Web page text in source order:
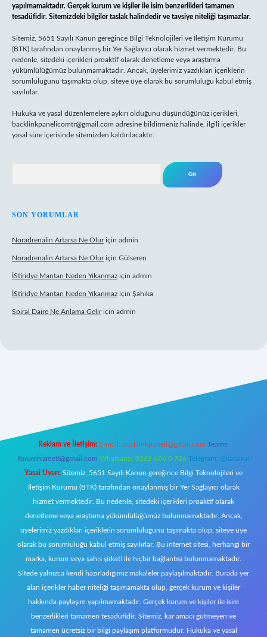
yapılmamaktadır. Gerçek kurum ve kişiler ile isim benzerlikleri tamamen
tesadüfidir. Sitemizdeki bilgiler taslak halindedir ve tavsiye niteliği taşımazlar.
Sitemiz, 5651 Sayılı Kanun gereğince Bilgi Teknolojileri ve İletişim Kurumu
(BTK) tarafından onaylanmış bir Yer Sağlayıcı olarak hizmet vermektedir. Bu
nedenle, sitedeki içerikleri proaktif olarak denetleme veya araştırma
yükümlülüğümüz bulunmamaktadır. Ancak, üyelerimiz yazdıkları içeriklerin
sorumluluğunu taşımakta olup, siteye üye olarak bu sorumluluğu kabul etmiş
sayılırlar.
Hukuka ve yasal düzenlemelere aykırı olduğunu düşündüğünüz içerikleri,
backlinkpanelicomtr@gmail.com adresine bildirmeniz halinde, ilgili içerikler
yasal süre içerisinde sitemizden kaldırılacaktır.
SON YORUMLAR
Noradrenalin Artarsa Ne Oluriçin admin
Noradrenalin Artarsa Ne Oluriçin Gülseren
İStiridye Mantarı Neden Yıkanmaz için admin
İStiridye Mantarı Neden Yıkanmaz için Şahika
Spiral Daire Ne Anlama Geliriçin admin
Reklam ve İletişim: E-mail: backlinkpaneli@gmail.com Teams:
forumhizmeti@gmail.com Whatsapp: 0262 606 0 726 Telegram: @karabul
Yasal Uyarı: Sitemiz, 5651 Sayılı Kanun gereğince Bilgi Teknolojileri ve
İletişim Kurumu (BTK) tarafından onaylanmış bir Yer Sağlayıcı olarak
hizmet vermektedir. Bu nedenle, sitedeki içerikleri proaktif olarak
denetleme veya araştırma yükümlülüğümüz bulunmamaktadır. Ancak,
üyelerimiz yazdıkları içeriklerin sorumluluğunu taşımakta olup, siteye üye
olarak bu sorumluluğu kabul etmiş sayılırlar. Bu internet sitesi, herhangi bir
marka, kurum veya şahıs şirketi ile hiçbir bağlantısı bulunmamaktadır.
Sitede yalnızca kendi hazırladığımız makaleler paylaşılmaktadır. Burada yer
alan içerikler haber niteliği taşımamakta olup, gerçek kurum ve kişiler
hakkında paylaşım yapılmamaktadır. Gerçek kurum ve kişiler ile isim
benzerlikleri tamamen tesadüfidir. Sitemiz, kar amacı gütmeyen ve
tamamen ücretsiz bir bilgi paylaşım platformudur. Hukuka ve yasal